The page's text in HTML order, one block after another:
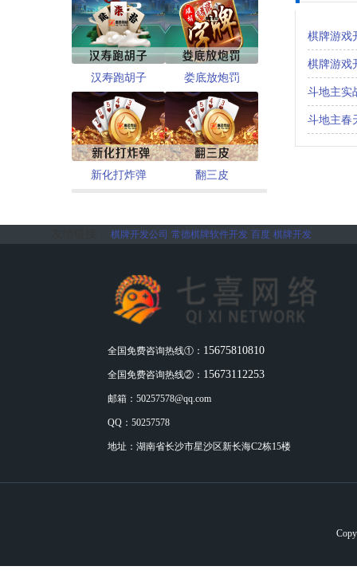
汉寿跑胡子 娄底放炮罚
新化打炸弹 翻三皮
棋牌游戏
棋牌游戏
斗地主实
斗地主春
棋牌开发公司 常德棋牌软件开发 百度 棋牌开发
全国免费咨询热线①： 15675810810
全国免费咨询热线②： 15673112253
邮箱： 50257578@qq.com
QQ：50257578
地址：湖南省长沙市星沙区新长海C2栋15楼